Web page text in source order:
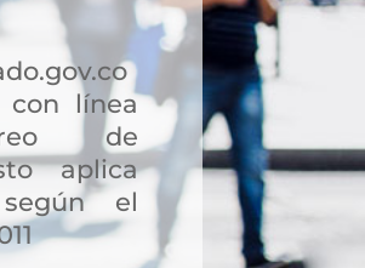
línea
de
aplica
el